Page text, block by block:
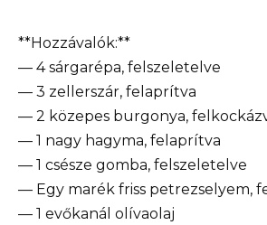
**Hozzávalók:**
— 4 sárgarépa, felszeletelve
— 3 zellerszár, felaprítva
— 2 közepes burgonya,
— 1 nagy hagyma, felaprítva
— 1 csésze gomba, felszeletelve
— Egy marék friss petrezselyem,
— 1 evőkanál olívaolaj